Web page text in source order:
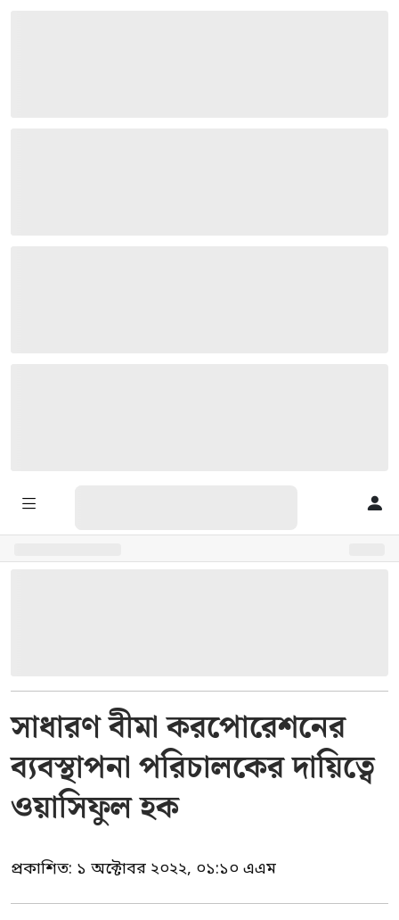
সাধারণ বীমা করপোরেশনের
ব্যবস্থাপনা পরিচালকের দায়িত্বে
ওয়াসিফুল হক
প্রকাশিত: ১ অক্টোবর ২০২২, ০১:১০ এএম